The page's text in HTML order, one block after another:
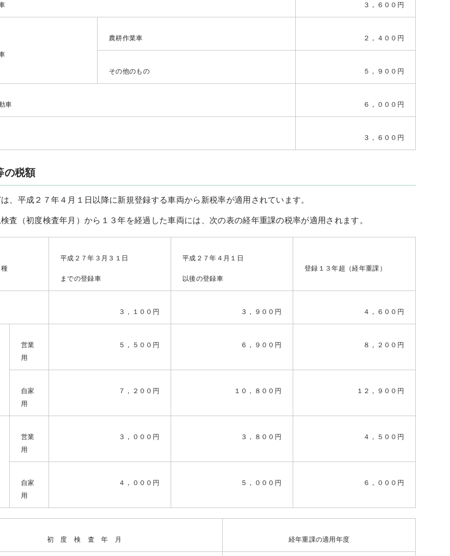
３，６００円
農耕作業車 ２，４００円
その他のもの ５，９００円
車 ６，０００円
３，６００円
の税額
、平成２７年４月１日以降に新規登録する車両から新税率が適用されています。
査（初度検査年月）から１３年を経過した車両には、次の表の経年重課の税率が適用されます。
平成２７年３月３１日
までの登録車
平成２７年４月１日
以後の登録車
登録１３年超（経年重課）
３，１００円 ３，９００円 ４，６００円
営業
用
５，５００円 ６，９００円 ８，２００円
自家
用
７，２００円 １０，８００円 １２，９００円
営業
用
３，０００円 ３，８００円 ４，５００円
自家
用
４，０００円 ５，０００円 ６，０００円
初 度 検 査 年 月 経年重課の適用年度